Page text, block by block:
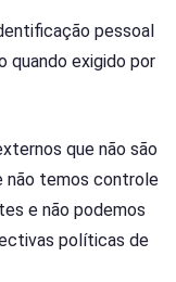
pessoal
quando exigido por
que não são
não temos controle
e não podemos
políticas de